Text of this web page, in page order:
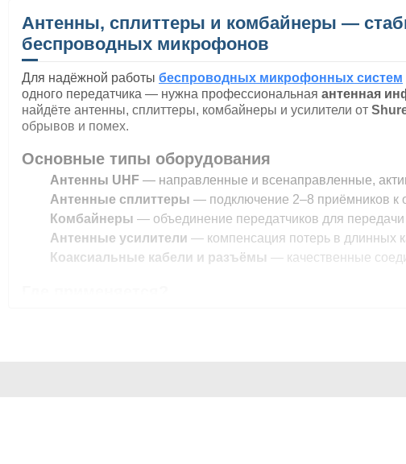
Антенны, сплиттеры и комбайнеры —
беспроводных микрофонов
Для надёжной работы беспроводных микрофонных систем
одного передатчика — нужна профессиональная антенная
найдёте антенны, сплиттеры, комбайнеры и усилители от
обрывов и помех.
Основные типы оборудования
Антенны UHF — направленные и всенаправленные,
Антенные сплиттеры — подключение 2–8 приёмников к
Комбайнеры — объединение передатчиков для передачи
Антенные усилители — компенсация потерь в длинных
Коаксиальные кабели и разъёмы — качественные